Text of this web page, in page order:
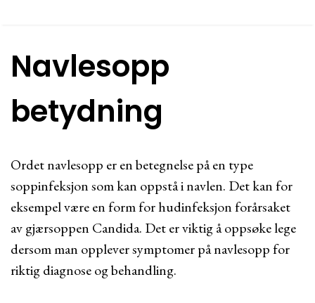
Navlesopp
betydning
Ordet navlesopp er en betegnelse på en type
soppinfeksjon som kan oppstå i navlen. Det kan for
eksempel være en form for hudinfeksjon forårsaket
av gjærsoppen Candida. Det er viktig å oppsøke lege
dersom man opplever symptomer på navlesopp for
riktig diagnose og behandling.